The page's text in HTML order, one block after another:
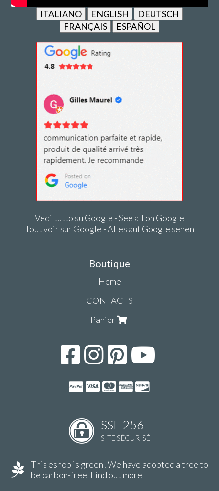
ITALIANO ENGLISH
DEUTSCH
FRANÇAIS
ESPAÑOL
Vedi tutto su Google - See all on Google
Tout voir sur Google - Alles auf Google sehen
Boutique
Home
CONTACTS
Panier
SSL-256
SITE SÉCURISÉ
This eshop is green! We have adopted a tree to
be carbon-free. Find out more